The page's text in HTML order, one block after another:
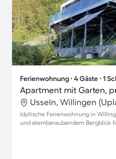
Ferienwohnung ∙ 4 Gäste ∙ 1
Usseln, Willingen
Idyllische Ferienwohnung in
und atemberaubendem Bergblick